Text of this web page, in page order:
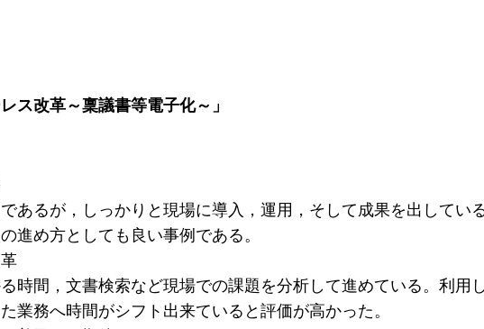
ス改革～稟議書等電子化～」
あるが，しっかりと現場に導入，運用，そして成果を出してい
進め方としても良い事例である。
時間，文書検索など現場での課題を分析して進めている。利用
業務へ時間がシフト出来ていると評価が高かった。